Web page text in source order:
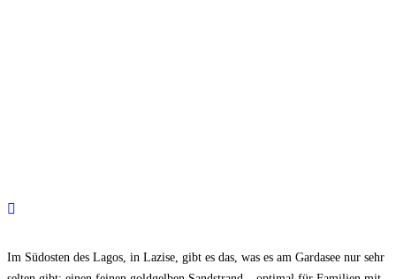
Im Südosten des Lagos, in Lazise, gibt es das, was es am Gardasee nur sehr